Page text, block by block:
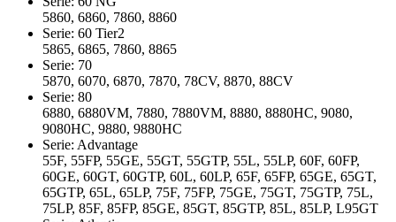
5860, 6860, 7860, 8860
Serie: 60 Tier2
5865, 6865, 7860, 8865
Serie: 70
5870, 6070, 6870, 7870, 78CV, 8870, 88CV
Serie: 80
6880, 6880VM, 7880, 7880VM, 8880, 8880HC, 9080,
9080HC, 9880, 9880HC
Serie: Advantage
55F, 55FP, 55GE, 55GT, 55GTP, 55L, 55LP, 60F, 60FP,
60GE, 60GT, 60GTP, 60L, 60LP, 65F, 65FP, 65GE, 65GT,
65GTP, 65L, 65LP, 75F, 75FP, 75GE, 75GT, 75GTP, 75L,
75LP, 85F, 85FP, 85GE, 85GT, 85GTP, 85L, 85LP, L95GT